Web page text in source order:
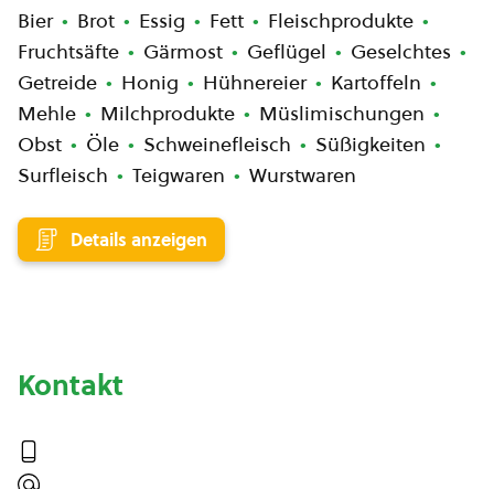
Bier Brot Essig Fett
Fleischprodukte
Fruchtsäfte
Gärmost Geflügel
Geselchtes
Getreide
Honig Hühnereier
Kartoffeln
Mehle
Milchprodukte
Müslimischungen
Obst
Öle Schweinefleisch
Süßigkeiten
Surfleisch
Teigwaren Wurstwaren
Details anzeigen
Kontakt